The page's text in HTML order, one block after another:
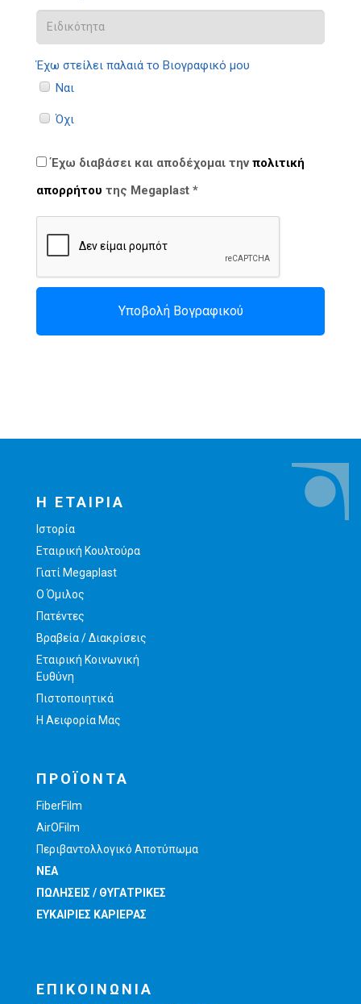
Έχω στείλει παλαιά το Βιογραφικό μου
Ναι
Όχι
Έχω διαβάσει και αποδέχομαι τηνπολιτική
απορρήτου της Megaplast *
Υποβολή Βογραφικού
Η ΕΤΑΙΡΙΑ
Ιστορία
Εταιρική Κουλτούρα
Γιατί Megaplast
O Όμιλος
Πατέντες
Βραβεία / Διακρίσεις
Εταιρική Κοινωνική
Ευθύνη
Πιστοποιητικά
Η Αειφορία Μας
ΠΡΟΪΟΝΤΑ
FiberFilm
AirOFilm
Περιβαντολλογικό Αποτύπωμα
ΝΕΑ
ΠΩΛΗΣΕΙΣ / ΘΥΓΑΤΡΙΚΕΣ
ΕΥΚΑΙΡΙΕΣ ΚΑΡΙΕΡΑΣ
ΕΠΙΚΟΙΝΩΝΙΑ